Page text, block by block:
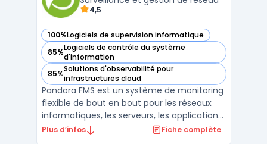
4,5
100%Logiciels de supervision informatique
— voir Pandora FMS dans cette catégorie
85%Logiciels de contrôle du système
d'information
— voir Pandora FMS dans cette catégorie
85%Solutions d'observabilité pour
infrastructures cloud
— voir Pandora FMS dans cette catégorie
Pandora FMS est un système de monitoring
flexible de bout en bout pour les réseaux
informatiques, les serveurs, les applications
et les environnements virtuels. Cette
Plus d’infos Fiche complète